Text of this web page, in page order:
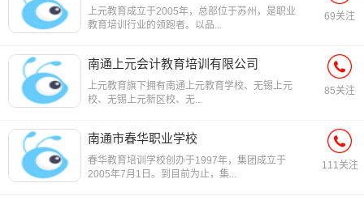
上元教育成立于2005年，总部位于苏州，是职业
教育培训行业的领跑者。以品...
69关注
南通上元会计教育培训有限公司
上元教育旗下拥有南通上元教育学校、无锡上元
校、无锡上元新区校、无...
85关注
南通市春华职业学校
春华教育培训学校创办于1997年，集团成立于
2005年7月1日。到目前为止，集...
111关注